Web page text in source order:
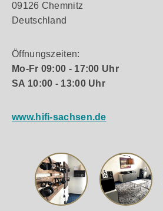
09126 Chemnitz
Deutschland
Öffnungszeiten:
Mo-Fr 09:00 - 17:00 Uhr
SA 10:00 - 13:00 Uhr
www.hifi-sachsen.de